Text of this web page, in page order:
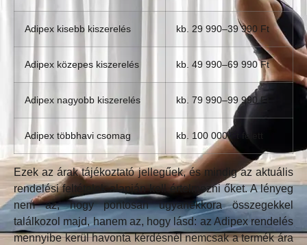
Adipex kisebb kiszerelés kb. 29 990–39 990 Ft
Adipex közepes kiszerelés kb. 49 990–69 990 Ft
Adipex nagyobb kiszerelés kb. 79 990–99 990 Ft
Adipex többhavi csomag kb. 100 000 Ft felett
Ezek az árak tájékoztató jellegűek, és mindig az aktuális
rendelési feltételek alapján kell értelmezni őket. A lényeg
nem az, hogy pontosan ugyanekkora összegekkel
találkozol majd, hanem az, hogy lásd: az Adipex rendelés
mennyibe kerül havonta kérdésnél nemcsak a termék ára